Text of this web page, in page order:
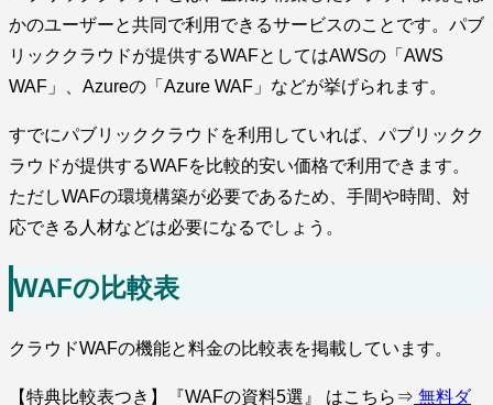
かのユーザーと共同で利用できるサービスのことです。パブ
リッククラウドが提供するWAFとしてはAWSの「AWS
WAF」、Azureの「Azure WAF」などが挙げられます。
すでにパブリッククラウドを利用していれば、パブリックク
ラウドが提供するWAFを比較的安い価格で利用できます。
ただしWAFの環境構築が必要であるため、手間や時間、対
応できる人材などは必要になるでしょう。
WAFの比較表
クラウドWAFの機能と料金の比較表を掲載しています。
【特典比較表つき】『WAFの資料5選』 はこちら⇒ 無料ダ